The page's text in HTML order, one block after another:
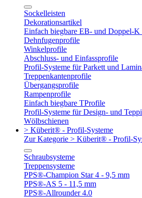
Sockelleisten
Dekorationsartikel
Einfach biegbare EB- und Doppel-K
Dehnfugenprofile
Winkelprofile
Abschluss- und Einfassprofile
Profil-Systeme für Parkett und
Treppenkantenprofile
Übergangsprofile
Rampenprofile
Einfach biegbare TProfile
Profil-Systeme für Design- und
Wölbschienen
> Küberit® - Profil-Systeme
Zur Kategorie > Küberit® - Profil-
Schraubsysteme
Treppensysteme
PPS®-Champion Star 4 - 9,5 mm
PPS®-AS 5 - 11,5 mm
PPS®-Allrounder 4.0